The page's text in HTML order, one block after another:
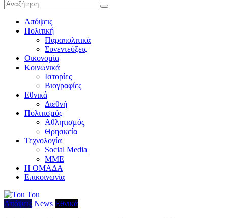
Απόψεις
Πολιτική
Παραπολιτικά
Συνεντεύξεις
Οικονομία
Κοινωνικά
Ιστορίες
Βιογραφίες
Εθνικά
Διεθνή
Πολιτισμός
Αθλητισμός
Θρησκεία
Τεχνολογία
Social Media
ΜΜΕ
Η ΟΜΑΔΑ
Επικοινωνία
Απόψεις News Εθνικά